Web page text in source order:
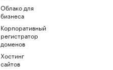
Облако для
бизнеса
Корпоративный
регистратор
доменов
Хостинг
сайтов